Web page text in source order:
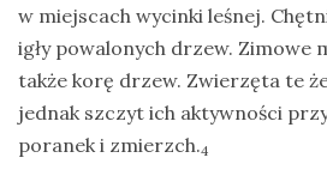
w miejscach wycinki leśnej.
igły powalonych drzew. Zimowe
także korę drzew. Zwierzęta te
jednak szczyt ich aktywności
poranek i zmierzch.4